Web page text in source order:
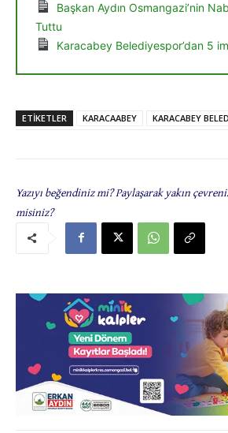
Başkan Aydın Osmangazi’nin
Tuttu
Karacabey Belediyespor’dan 5
ETIKETLER KARACAABEY KARACABEY
Yazıyı beğendiniz mi? Paylaşarak yakın
misiniz?